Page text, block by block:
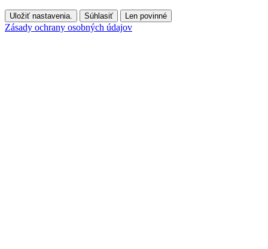
Uložiť nastavenia. Súhlasiť Len povinné
Zásady ochrany osobných údajov